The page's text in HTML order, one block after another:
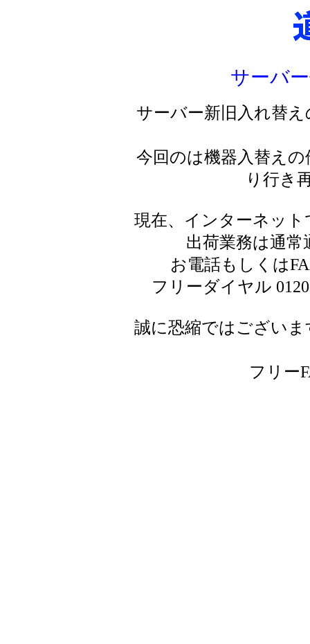
サーバ
サーバー新旧入れ替
今回のは機器入替え
り行き
現在、インターネッ
出荷業務は通
お電話もしくは
フリーダイヤル
誠に恐縮ではござい
フリー